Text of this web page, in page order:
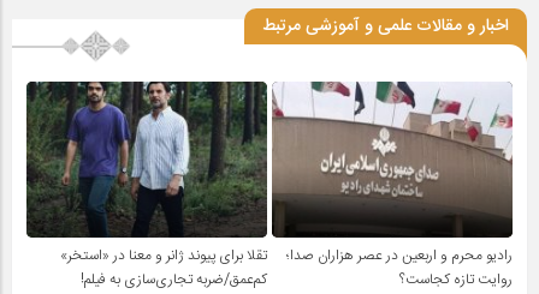
اخبار و مقالات علمی و آموزشی مرتبط
رادیو محرم و اربعین در عصر هزاران صدا؛
روایت تازه کجاست؟
تقلا برای پیوند ژانر و معنا در «استخر»
کم‌عمق/ضربه تجاری‌سازی به فیلم!